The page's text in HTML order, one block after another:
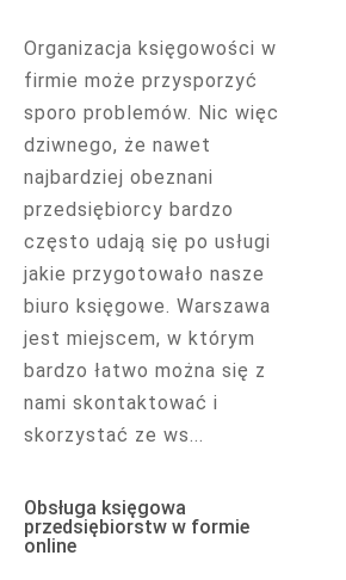
Organizacja księgowości w
firmie może przysporzyć
sporo problemów. Nic więc
dziwnego, że nawet
najbardziej obeznani
przedsiębiorcy bardzo
często udają się po usługi
jakie przygotowało nasze
biuro księgowe. Warszawa
jest miejscem, w którym
bardzo łatwo można się z
nami skontaktować i
skorzystać ze ws...
Obsługa księgowa
przedsiębiorstw w formie
online